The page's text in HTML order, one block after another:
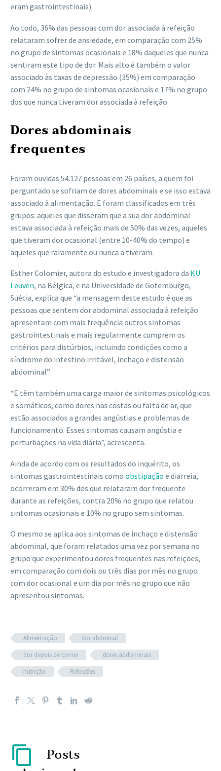
eram gastrointestinais).
Ao todo, 36% das pessoas com dor associada à refeição
relataram sofrer de ansiedade, em comparação com 25%
no grupo de sintomas ocasionais e 18% daqueles que nunca
sentiram este tipo de dor. Mais alto é também o valor
associado às taxas de depressão (35%) em comparação
com 24% no grupo de sintomas ocasionais e 17% no grupo
dos que nunca tiveram dor associada à refeição.
Dores abdominais
frequentes
Foram ouvidas 54.127 pessoas em 26 países, a quem foi
perguntado se sofriam de dores abdominais e se isso estava
associado à alimentação. E foram classificados em três
grupos: aqueles que disseram que a sua dor abdominal
estava associada à refeição mais de 50% das vezes, aqueles
que tiveram dor ocasional (entre 10-40% do tempo) e
aqueles que raramente ou nunca a tiveram.
Esther Colomier, autora do estudo e investigadora da KU
Leuven, na Bélgica, e na Universidade de Gotemburgo,
Suécia, explica que “a mensagem deste estudo é que as
pessoas que sentem dor abdominal associada à refeição
apresentam com mais frequência outros sintomas
gastrointestinais e mais regularmente cumprem os
critérios para distúrbios, incluindo condições como a
síndrome do intestino irritável, inchaço e distensão
abdominal”.
“E têm também uma carga maior de sintomas psicológicos
e somáticos, como dores nas costas ou falta de ar, que
estão associados a grandes angústias e problemas de
funcionamento. Esses sintomas causam angústia e
perturbações na vida diária”, acrescenta.
Ainda de acordo com os resultados do inquérito, os
sintomas gastrointestinais como obstipação e diarreia,
ocorreram em 30% dos que relataram dor frequente
durante as refeições, contra 20% no grupo que relatou
sintomas ocasionais e 10% no grupo sem sintomas.
O mesmo se aplica aos sintomas de inchaço e distensão
abdominal, que foram relatados uma vez por semana no
grupo que experimentou dores frequentes nas refeições,
em comparação com dois ou três dias por mês no grupo
com dor ocasional e um dia por mês no grupo que não
apresentou sintomas.
Alimentação
dor abdminal
dor depois de comer
dores abdominais
nutrição
Refeições
Posts